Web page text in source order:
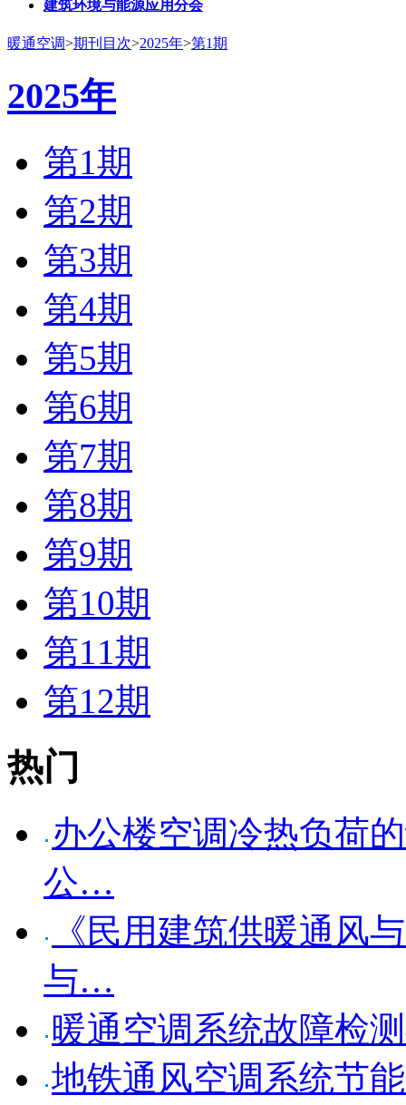
建筑环境与能源应用分会
暖通空调>期刊目次>2025年>第1期
2025年
第1期
第2期
第3期
第4期
第5期
第6期
第7期
第8期
第9期
第10期
第11期
第12期
热门
办公楼空调冷热负荷
公…
《民用建筑供暖通风
与…
暖通空调系统故障检
地铁通风空调系统节